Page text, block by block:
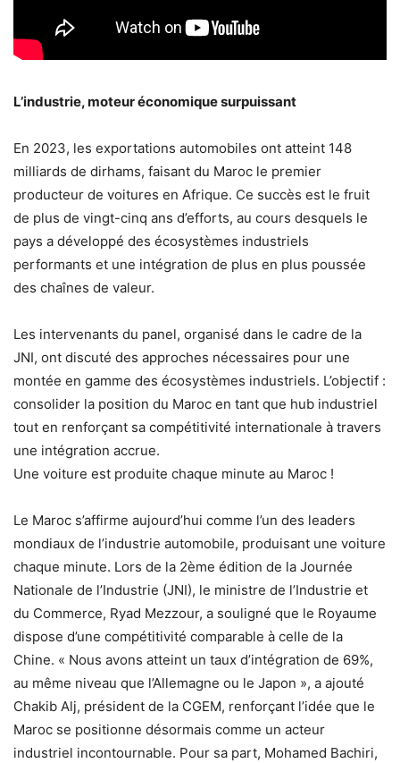
L’industrie, moteur économique surpuissant
En 2023, les exportations automobiles ont atteint 148
milliards de dirhams, faisant du Maroc le premier
producteur de voitures en Afrique. Ce succès est le fruit
de plus de vingt-cinq ans d’efforts, au cours desquels le
pays a développé des écosystèmes industriels
performants et une intégration de plus en plus poussée
des chaînes de valeur.
Les intervenants du panel, organisé dans le cadre de la
JNI, ont discuté des approches nécessaires pour une
montée en gamme des écosystèmes industriels. L’objectif :
consolider la position du Maroc en tant que hub industriel
tout en renforçant sa compétitivité internationale à travers
une intégration accrue.
Une voiture est produite chaque minute au Maroc !
Le Maroc s’affirme aujourd’hui comme l’un des leaders
mondiaux de l’industrie automobile, produisant une voiture
chaque minute. Lors de la 2ème édition de la Journée
Nationale de l’Industrie (JNI), le ministre de l’Industrie et
du Commerce, Ryad Mezzour, a souligné que le Royaume
dispose d’une compétitivité comparable à celle de la
Chine. « Nous avons atteint un taux d’intégration de 69%,
au même niveau que l’Allemagne ou le Japon », a ajouté
Chakib Alj, président de la CGEM, renforçant l’idée que le
Maroc se positionne désormais comme un acteur
industriel incontournable. Pour sa part, Mohamed Bachiri,